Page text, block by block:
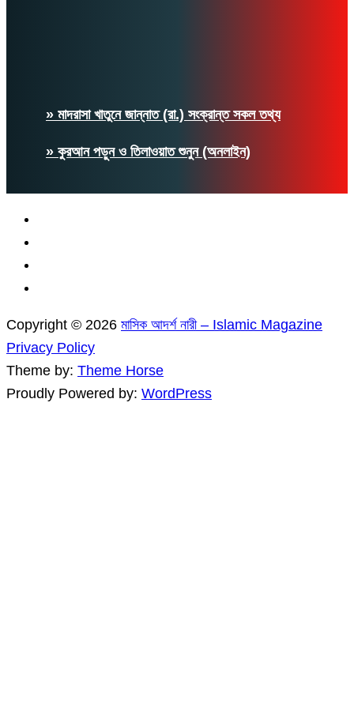
» মাদরাসা খাতুনে জান্নাত (রা.) সংক্রান্ত সকল তথ্য
» কুরআন পড়ুন ও তিলাওয়াত শুনুন (অনলাইন)
Copyright © 2026 মাসিক আদর্শ নারী – Islamic Magazine
Privacy Policy
Theme by: Theme Horse
Proudly Powered by: WordPress